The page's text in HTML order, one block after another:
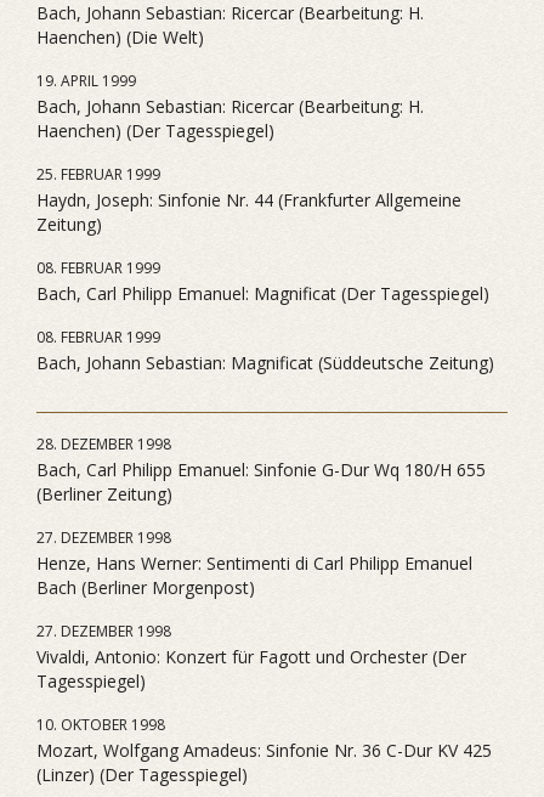
Bach, Johann Sebastian: Ricercar (Bearbeitung: H.
Haenchen) (Die Welt)
19. APRIL 1999
Bach, Johann Sebastian: Ricercar (Bearbeitung: H.
Haenchen) (Der Tagesspiegel)
25. FEBRUAR 1999
Haydn, Joseph: Sinfonie Nr. 44 (Frankfurter Allgemeine
Zeitung)
08. FEBRUAR 1999
Bach, Carl Philipp Emanuel: Magnificat (Der Tagesspiegel)
08. FEBRUAR 1999
Bach, Johann Sebastian: Magnificat (Süddeutsche Zeitung)
28. DEZEMBER 1998
Bach, Carl Philipp Emanuel: Sinfonie G-Dur Wq 180/H 655
(Berliner Zeitung)
27. DEZEMBER 1998
Henze, Hans Werner: Sentimenti di Carl Philipp Emanuel
Bach (Berliner Morgenpost)
27. DEZEMBER 1998
Vivaldi, Antonio: Konzert für Fagott und Orchester (Der
Tagesspiegel)
10. OKTOBER 1998
Mozart, Wolfgang Amadeus: Sinfonie Nr. 36 C-Dur KV 425
(Linzer) (Der Tagesspiegel)